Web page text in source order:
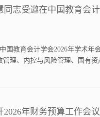
同志受邀在中国教育会
国教育会计学会2026年学术
管理、内控与风险管理、国有
2026年财务预算工作会议